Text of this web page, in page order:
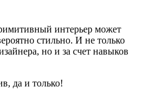
интерьер может
стильно. И не только
но и за счет навыков